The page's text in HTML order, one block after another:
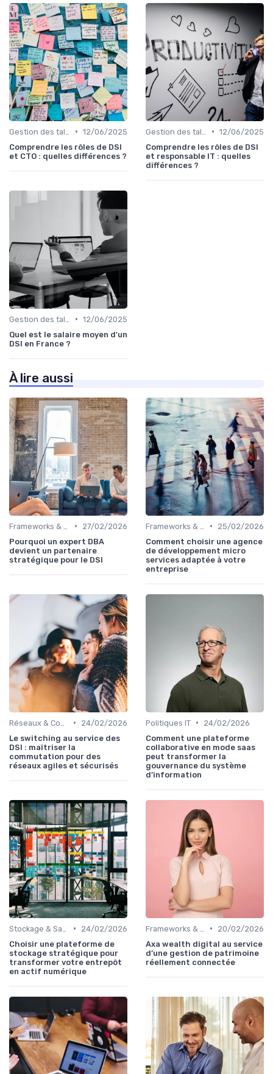
• 12/06/2025
Comprendre les rôles de DSI
et CTO : quelles différences ?
• 12/06/2025
Comprendre les rôles de DSI
et responsable IT : quelles
différences ?
• 12/06/2025
Quel est le salaire moyen d'un
DSI en France ?
À lire aussi
•
27/02/2026
Pourquoi un expert DBA
devient un partenaire
stratégique pour le DSI
•
25/02/2026
Comment choisir une agence
de développement micro
services adaptée à votre
entreprise
•
24/02/2026
Le switching au service des
DSI : maîtriser la
commutation pour des
réseaux agiles et sécurisés
Politiques IT •
24/02/2026
Comment une plateforme
collaborative en mode saas
peut transformer la
gouvernance du système
d’information
•
24/02/2026
Choisir une plateforme de
stockage stratégique pour
transformer votre entrepôt
en actif numérique
•
20/02/2026
Axa wealth digital au service
d’une gestion de patrimoine
réellement connectée